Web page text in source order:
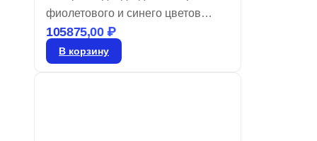
фиолетового и синего цветов
обеспечивают модуляцию TTL до
10 кГц и имеют круглый профиль
105875,00₽
В корзину